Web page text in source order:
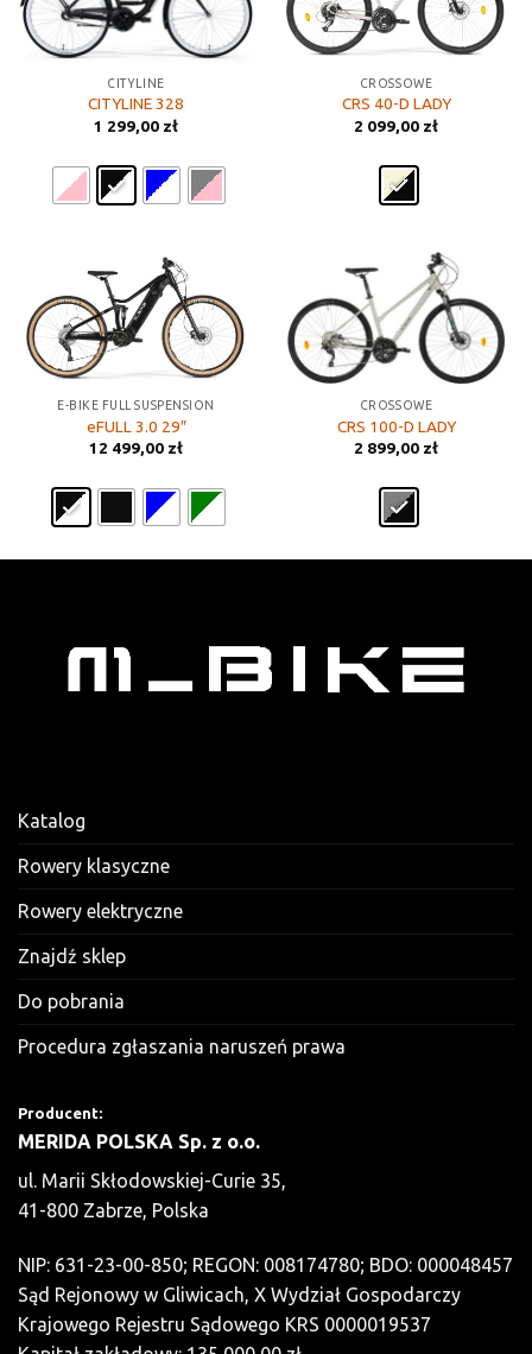
CITYLINE
CITYLINE 328
1 299,00 zł
CROSSOWE
CRS 40-D LADY
2 099,00 zł
E-BIKE FULL SUSPENSION
eFULL 3.0 29″
12 499,00 zł
CROSSOWE
CRS 100-D LADY
2 899,00 zł
Katalog
Rowery klasyczne
Rowery elektryczne
Znajdź sklep
Do pobrania
Procedura zgłaszania naruszeń prawa
Producent:
MERIDA POLSKA Sp. z o.o.
ul. Marii Skłodowskiej-Curie 35,
41-800 Zabrze, Polska
NIP: 631-23-00-850; REGON: 008174780; BDO: 000048457
Sąd Rejonowy w Gliwicach, X Wydział Gospodarczy
Krajowego Rejestru Sądowego KRS 0000019537